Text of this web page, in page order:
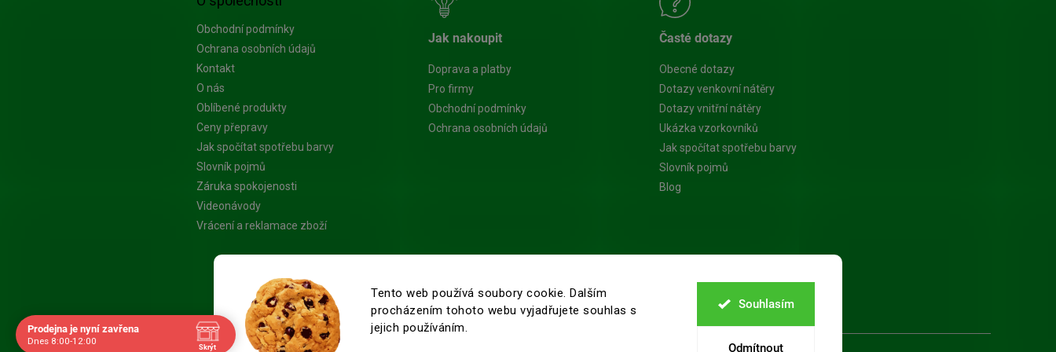
Tento web používá soubory cookie. Dalším
procházením tohoto webu vyjadřujete souhlas s
jejich používáním.
Odmítnout
Souhlasím
Obchodní podmínky
Ochrana osobních údajů
Kontakt
O nás
Oblíbené produkty
Ceny přepravy
Jak spočítat spotřebu barvy
Slovník pojmů
Záruka spokojenosti
Videonávody
Vrácení a reklamace zboží
Jak nakoupit
Doprava a platby
Pro firmy
Obchodní podmínky
Ochrana osobních údajů
Časté dotazy
Obecné dotazy
Dotazy venkovní nátěry
Dotazy vnitřní nátěry
Ukázka vzorkovníků
Jak spočítat spotřebu barvy
Slovník pojmů
Blog
Platba Visa
Prodejna je nyní zavřena
Dnes 8:00-12:00
Skrýt